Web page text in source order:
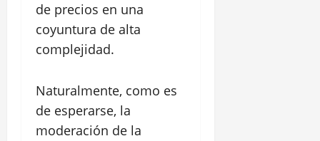
de precios en una
coyuntura de alta
complejidad.
Naturalmente, como es
de esperarse, la
moderación de la